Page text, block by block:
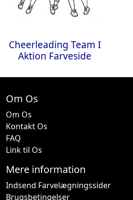
Cheerleading Team I
Aktion Farveside
Om Os
Om Os
Kontakt Os
FAQ
Link til Os
Mere information
Indsend Farvelægningssider
Brugsbetingelser